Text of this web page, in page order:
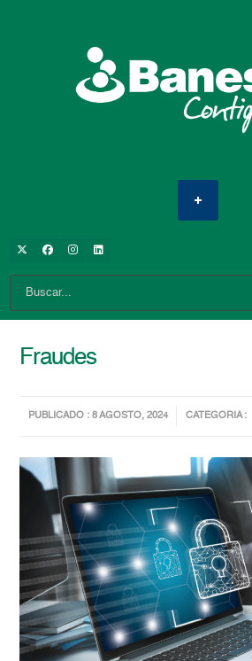
Fraudes
PUBLICADO : 8 AGOSTO, 2024 CATEGORIA :